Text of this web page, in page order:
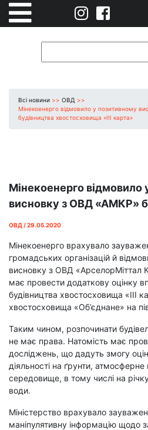
Всі новини >> ОВД >>
Мінекоенерго відмовило у позитивному
будівництва хвостосховища «ІІІ карта»
Мінекоенерго відмовило
висновку з ОВД «АМКР»
ОВД / 29.05.2020
Мінекоенерго врахувало
громадських організацій й
висновку з ОВД «АрселорМіттал
має провести додаткову оцінку
будівництва хвостосховища «ІІІ
хвостосховища «Об’єднане» на
Таким чином, розпочинати
не має права. Натомість має
досліджень, що дадуть змогу
діяльності на ґрунти, атмосферне
середовище, в тому числі на
води.
Міністерство врахувало
маніпулятивну інформацію щодо